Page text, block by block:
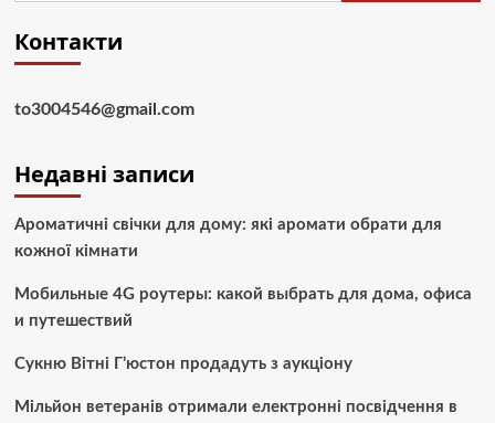
Контакти
to3004546@gmail.com
Недавні записи
Ароматичні свічки для дому: які аромати обрати для
кожної кімнати
Мобильные 4G роутеры: какой выбрать для дома, офиса
и путешествий
Сукню Вітні Г’юстон продадуть з аукціону
Мільйон ветеранів отримали електронні посвідчення в